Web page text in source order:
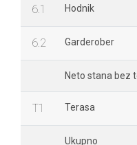
6.1 Hodnik
6.2 Garderober
Neto stana bez
T1 Terasa
Ukupno